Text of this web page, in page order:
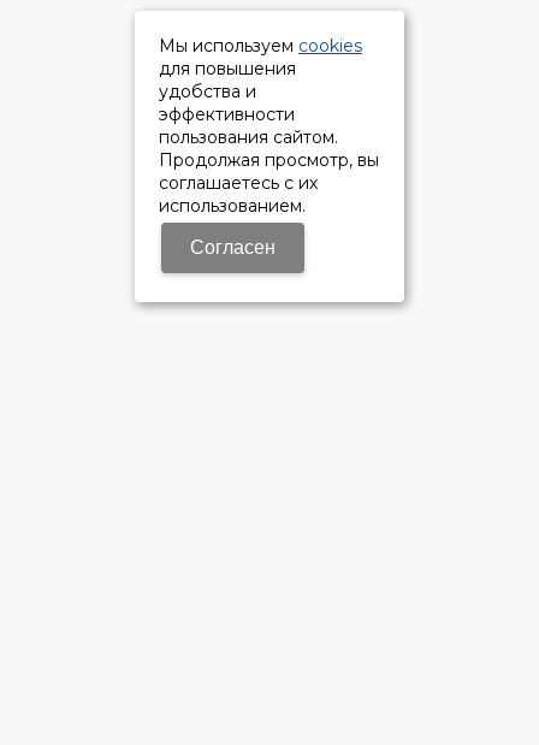
Мы используем cookies
для повышения
удобства и
эффективности
пользования сайтом.
Продолжая просмотр, вы
соглашаетесь с их
использованием.
Согласен